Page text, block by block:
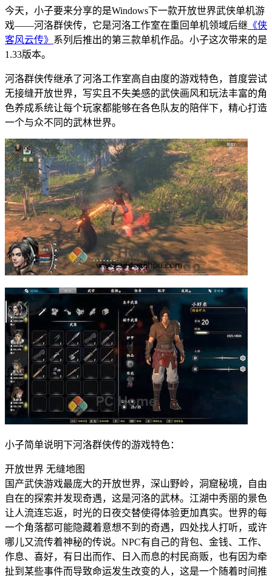
今天，小子要来分享的是Windows下一款开放世界武侠单机游
戏——河洛群侠传，它是河洛工作室在重回单机领域后继 《侠
客风云传》 系列后推出的第三款单机作品。小子这次带来的是
1.33版本。
河洛群侠传继承了河洛工作室高自由度的游戏特色，首度尝试
无接缝开放世界，写实且不失美感的武侠画风和玩法丰富的角
色养成系统让每个玩家都能够在各色队友的陪伴下，精心打造
一个与众不同的武林世界。
小子简单说明下河洛群侠传的游戏特色：
开放世界 无缝地图
国产武侠游戏最庞大的开放世界，深山野岭，洞窟秘境，自由
自在的探索并发现奇遇，这是河洛的武林。江湖中秀丽的景色
让人流连忘返，时光的日夜交替使得体验更加真实。世界的每
一个角落都可能隐藏着意想不到的奇遇，四处找人打听，或许
哪儿又流传着神秘的传说。NPC有自己的背包、金钱、工作、
作息、喜好，有日出而作、日入而息的村民商贩，也有因为牵
扯到某些事件而导致命运发生改变的人，这是一个随着时间推